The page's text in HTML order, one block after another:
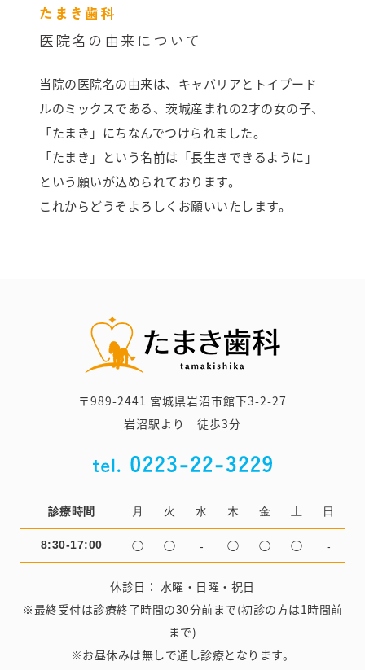
たまき歯科
医院名の由来について
当院の医院名の由来は、キャバリアとトイプード
ルのミックスである、茨城産まれの2才の女の子、
「たまき」にちなんでつけられました。
「たまき」という名前は「長生きできるように」
という願いが込められております。
これからどうぞよろしくお願いいたします。
〒989-2441 宮城県岩沼市館下3-2-27
岩沼駅より 徒歩3分
診療時間 月 火 水 木 金 土 日
8:30-17:00 ◯ ◯ ‐ ◯ ◯ ◯ ‐
休診日： 水曜・日曜・祝日
※最終受付は診療終了時間の30分前まで(初診の方は1時間前
まで)
※お昼休みは無しで通し診療となります。